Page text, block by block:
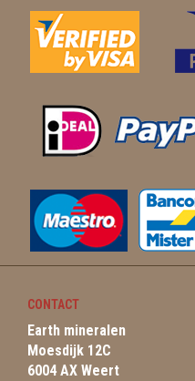
CONTACT
Earth mineralen
Moesdijk 12C
6004 AX Weert